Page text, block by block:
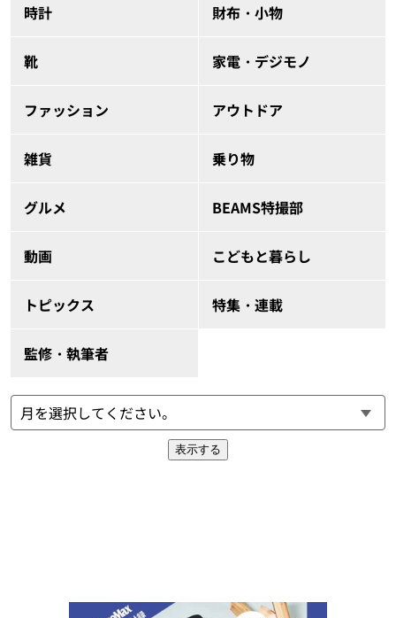
時計 財布・小物
靴 家電・デジモノ
ファッション アウトドア
雑貨 乗り物
グルメ BEAMS特撮部
動画 こどもと暮らし
トピックス 特集・連載
監修・執筆者
表示する